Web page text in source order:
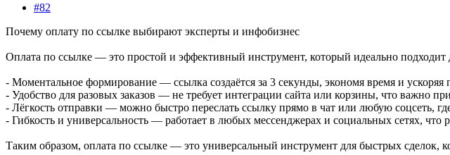
#82
Почему оплату по ссылке выбирают эксперты и инфобизнес
Оплата по ссылке — это простой и эффективный инструмент, который идеально подходит
- Моментальное формирование — ссылка создаётся за 3 секунды, экономя время и ускоряя
- Удобство для разовых заказов — не требует интеграции сайта или корзины, что важно
- Лёгкость отправки — можно быстро переслать ссылку прямо в чат или любую соцсеть,
- Гибкость и универсальность — работает в любых мессенджерах и социальных сетях, что
Таким образом, оплата по ссылке — это универсальный инструмент для быстрых сделок,